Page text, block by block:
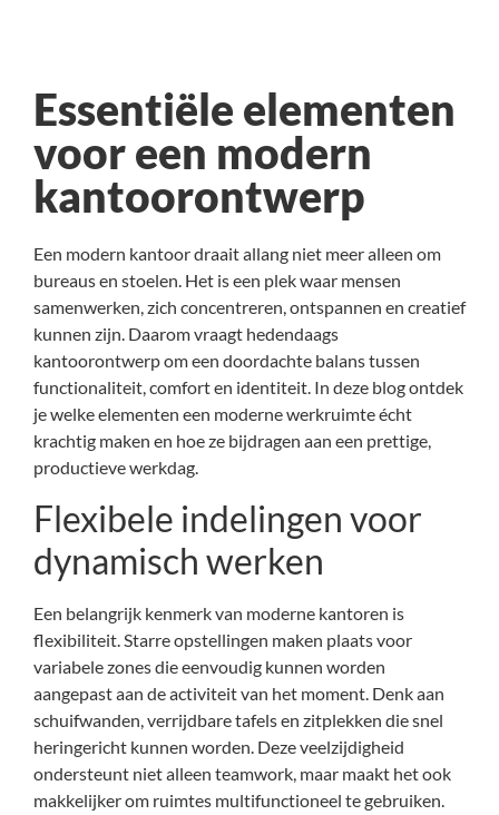
Essentiële elementen
voor een modern
kantoorontwerp
Een modern kantoor draait allang niet meer alleen om
bureaus en stoelen. Het is een plek waar mensen
samenwerken, zich concentreren, ontspannen en creatief
kunnen zijn. Daarom vraagt hedendaags
kantoorontwerp om een doordachte balans tussen
functionaliteit, comfort en identiteit. In deze blog ontdek
je welke elementen een moderne werkruimte écht
krachtig maken en hoe ze bijdragen aan een prettige,
productieve werkdag.
Flexibele indelingen voor
dynamisch werken
Een belangrijk kenmerk van moderne kantoren is
flexibiliteit. Starre opstellingen maken plaats voor
variabele zones die eenvoudig kunnen worden
aangepast aan de activiteit van het moment. Denk aan
schuifwanden, verrijdbare tafels en zitplekken die snel
heringericht kunnen worden. Deze veelzijdigheid
ondersteunt niet alleen teamwork, maar maakt het ook
makkelijker om ruimtes multifunctioneel te gebruiken.